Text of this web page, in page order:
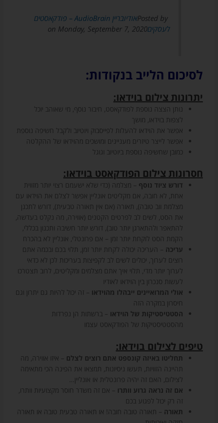
Posted by ‎
אודיובריין AudioBrain – פודקאסטים
לעסקים‎ on Monday, September 7, 2020
לסיכום הלייב בנקודות:
יתרונות צילום בוידאו:
נותן הצצה נוספת לפודקאסט, חיבור נוסף, מי שאוהב יוכל
לצפות בוידאו, מושך
אפשר את הוידאו להעלות לפייסבוק ויוטיוב ולקבל חשיפה נוספת
אפשר לייצר טיזרים מעניינים ומושכים מהוידאו של ההקלטה
כמובן שחשיפה נוספת ביוטיוב וגוגל
חסרונות צילום הפודקאסט בוידאו:
דורש ציוד נוסף – מצלמה (כדי שלא ישעמם רצוי יותר מזווית
אחת, לא חובה, אם מקליטים אונליין אפשר לצלם את הוידאו עם
מצלמת ווב טובה), תאורה (אם אין תאורה טבעית), דורש לתכנן
את הסט, לשים לב לפרטים הקטנים (אווירה, מה נקלט בעדשה,
להתאפר ולהתארגן יותר טוב), דורש יותר חשיבה ותכנון בכללי,
הקמת הסט לוקחת יותר זמן – אם פרונטלי, אונליין לא בהכרח
עריכה – העריכה יכולה לקחת יותר זמן, תלוי בכם ובכמה אתם
רוצים לערוך, יכולים לשים לב לקפיצות בעריכות לכן לא כדאי
לערוך יותר מדי, תלוי איך אתם מצלמים ומקליטים, לרוב תצטרכו
לעשות סנכרון בין הוידאו לאודיו
אולי המרואיינים ייבהלו מהוידאו – זה יכול להיות גם יתרון וגם
חיסרון במקרה הזה
הסטטיסטיקות של הוידאו – ברשתות הן נפרדות
מהסטטיסטיקות של הפודקאסט עצמו
טיפים לצילום בוידאו:
תחליטו באיזה קונספט אתם רוצים לצלם – איזו אווירה, מה
תהיינה הזוויות, תעשו ניסיונות, תמצאו את הפינה הכי מתאימה
לצילום, האם זה יהיה פרונטלית או אונליין…
אם זה נראה גרוע וותרו – אם זה משדר חוסר מקצועיות וותרו,
זה רק יכול לפגוע בכם
תאורה – תאורה טובה חובה! או תאורה טבעית טובה או תאורה